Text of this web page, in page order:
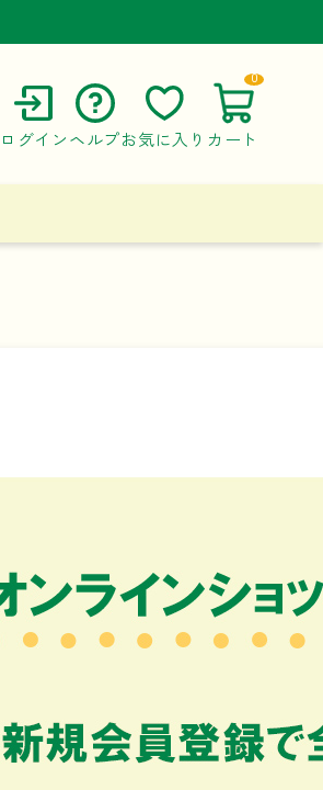
ログイン ヘルプ
ご利用ガイド
お問い合わせ
お気に入り カート
0